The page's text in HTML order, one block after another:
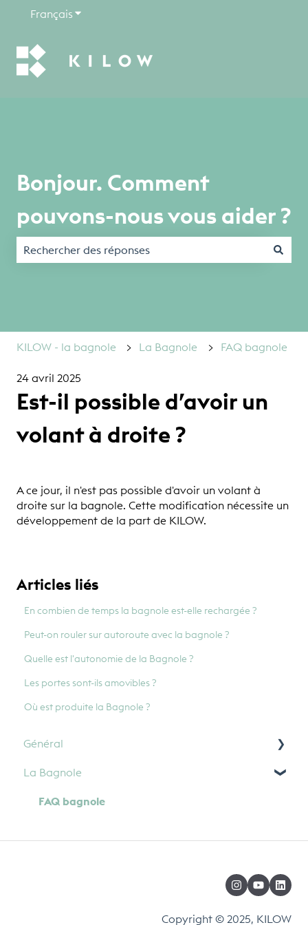
Français Afficher le sous-menu pour les traductions
Bonjour. Comment
pouvons-nous vous aider ?
KILOW - la bagnole La Bagnole FAQ bagnole
24 avril 2025
Est-il possible d’avoir un
volant à droite ?
A ce jour, il n'est pas possible d'avoir un volant à
droite sur la bagnole. Cette modification nécessite un
développement de la part de KILOW.
Articles liés
En combien de temps la bagnole est-elle rechargée ?
Peut-on rouler sur autoroute avec la bagnole ?
Quelle est l'autonomie de la Bagnole ?
Les portes sont-ils amovibles ?
Où est produite la Bagnole ?
Général
Paiement
La Bagnole
FAQ bagnole
Copyright © 2025, KILOW